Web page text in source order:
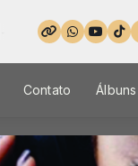
044 - John Dias -
Contato Álbuns